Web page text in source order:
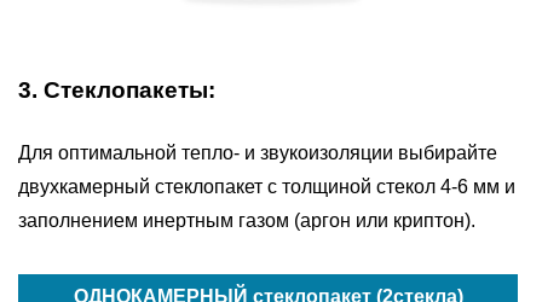
3. Стеклопакеты:
Для оптимальной тепло- и звукоизоляции выбирайте
двухкамерный стеклопакет с толщиной стекол 4-6 мм и
заполнением инертным газом (аргон или криптон).
ОДНОКАМЕРНЫЙ стеклопакет (2стекла)